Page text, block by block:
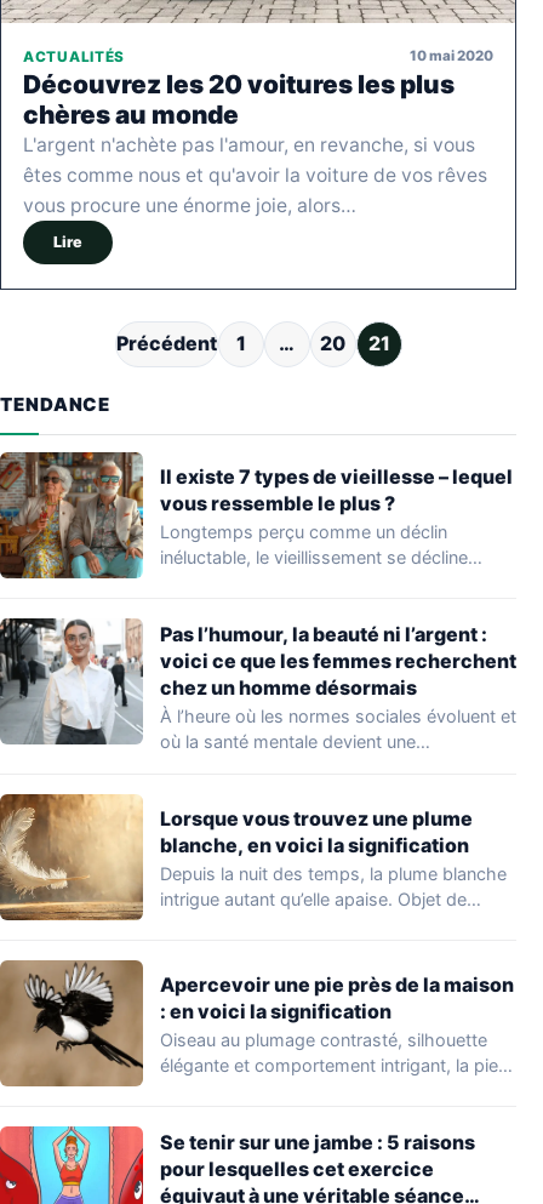
ACTUALITÉS 10 mai 2020
Découvrez les 20 voitures les plus
chères au monde
L'argent n'achète pas l'amour, en revanche, si vous
êtes comme nous et qu'avoir la voiture de vos rêves
vous procure une énorme joie, alors…
Lire
Pagination des publications
Précédent 1 … 20 21
TENDANCE
Il existe 7 types de vieillesse – lequel
vous ressemble le plus ?
Longtemps perçu comme un déclin
inéluctable, le vieillissement se décline
Pas l’humour, la beauté ni l’argent :
voici ce que les femmes recherchent
chez un homme désormais
À l’heure où les normes sociales évoluent et
où la santé mentale devient une…
Lorsque vous trouvez une plume
blanche, en voici la signification
Depuis la nuit des temps, la plume blanche
intrigue autant qu’elle apaise. Objet de…
Apercevoir une pie près de la maison
: en voici la signification
Oiseau au plumage contrasté, silhouette
élégante et comportement intrigant, la pie
Se tenir sur une jambe : 5 raisons
pour lesquelles cet exercice
équivaut à une véritable séance